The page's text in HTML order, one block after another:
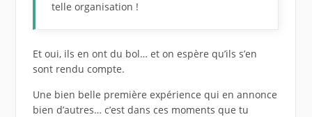
telle organisation !
Et oui, ils en ont du bol… et on espère qu’ils s’en
sont rendu compte.
Une bien belle première expérience qui en annonce
bien d’autres… c’est dans ces moments que tu